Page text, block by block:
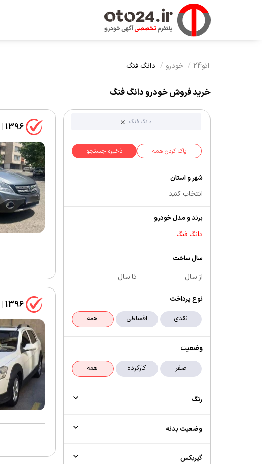
اتو24 خودرو دانگ فنگ
خرید فروش خودرو دانگ فنگ
دانگ فنگ
پاک کردن همه ذخیره جستجو
شهر و استان
انتخاب کنید
برند و مدل خودرو
دانگ فنگ
سال ساخت
از سال تا سال
نوع پرداخت
وضعیت
رنگ
وضعیت بدنه
گیربکس
1396 | دانگ فنگ H30 کراس
1396 | دانگ فنگ H30 کراس